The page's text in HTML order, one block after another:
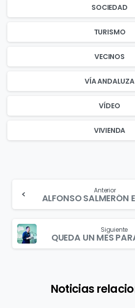
SOCIEDAD
TURISMO
VECINOS
VÍA ANDALUZA
VÍDEO
VIVIENDA
Reading
Anterior
Siguiente
Noticias